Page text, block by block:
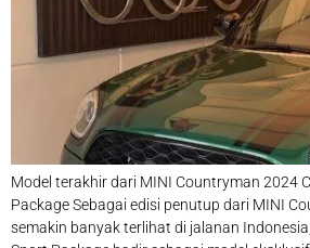
Model terakhir dari MINI Countryman 2024
Package Sebagai edisi penutup dari MINI
semakin banyak terlihat di jalanan